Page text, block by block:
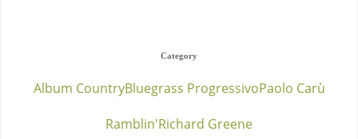
Category
Album CountryBluegrass ProgressivoPaolo Carù
Ramblin'Richard Greene